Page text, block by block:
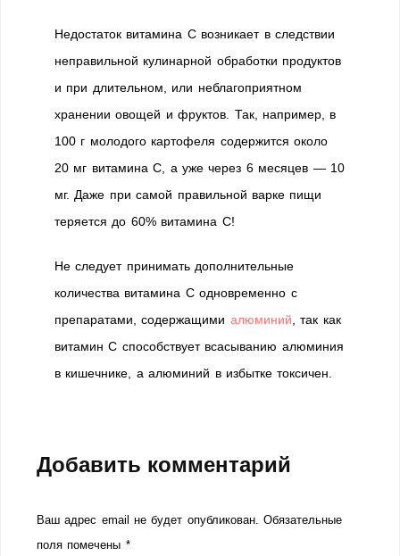
Недостаток витамина С возникает в следствии
неправильной кулинарной обработки продуктов
и при длительном, или неблагоприятном
хранении овощей и фруктов. Так, например, в
100 г молодого картофеля содержится около
20 мг витамина С, а уже через 6 месяцев — 10
мг. Даже при самой правильной варке пищи
теряется до 60% витамина С!
Не следует принимать дополнительные
количества витамина С одновременно с
препаратами, содержащими алюминий , так как
витамин С способствует всасыванию алюминия
в кишечнике, а алюминий в избытке токсичен.
Добавить комментарий
Ваш адрес email не будет опубликован. Обязательные
поля помечены *